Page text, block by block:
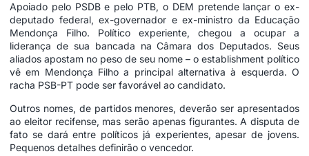
Apoiado pelo PSDB e pelo PTB, o DEM pretende lançar o ex-
deputado federal, ex-governador e ex-ministro da Educação
Mendonça Filho. Político experiente, chegou a ocupar a
liderança de sua bancada na Câmara dos Deputados. Seus
aliados apostam no peso de seu nome – o establishment político
vê em Mendonça Filho a principal alternativa à esquerda. O
racha PSB-PT pode ser favorável ao candidato.
Outros nomes, de partidos menores, deverão ser apresentados
ao eleitor recifense, mas serão apenas figurantes. A disputa de
fato se dará entre políticos já experientes, apesar de jovens.
Pequenos detalhes definirão o vencedor.